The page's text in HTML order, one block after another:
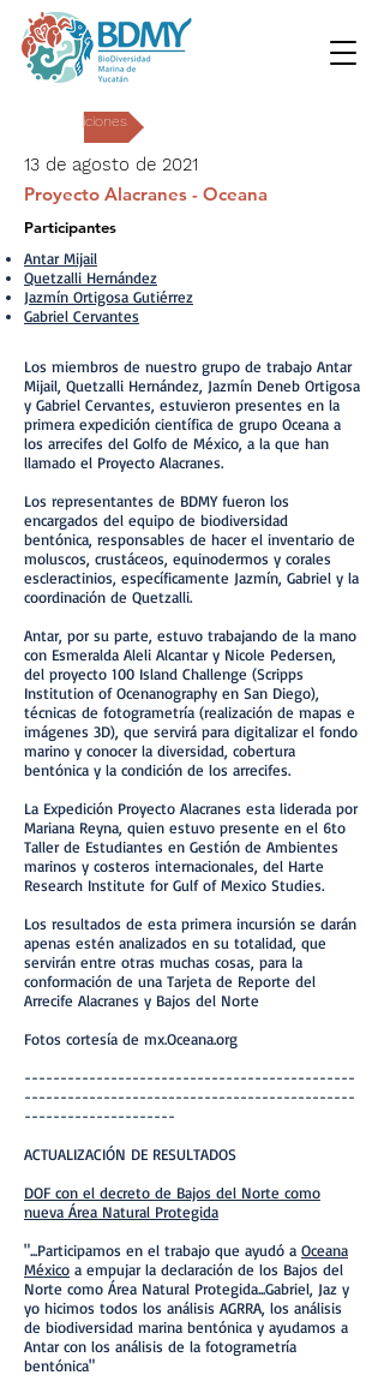
Expediciones
13 de agosto de 2021
Proyecto Alacranes - Oceana
Participantes
Antar Mijail
Quetzalli Hernández
Jazmín Ortigosa Gutiérrez
Gabriel Cervantes
Los miembros de nuestro grupo de trabajo Antar
Mijail, Quetzalli Hernández, Jazmín Deneb Ortigosa
y Gabriel Cervantes, estuvieron presentes en la
primera expedición científica de grupo Oceana a
los arrecifes del Golfo de México, a la que han
llamado el Proyecto Alacranes.
Los representantes de BDMY fueron los
encargados del equipo de biodiversidad
bentónica, responsables de hacer el inventario de
moluscos, crustáceos, equinodermos y corales
escleractinios, específicamente Jazmín, Gabriel y la
coordinación de Quetzalli.
Antar, por su parte, estuvo trabajando de la mano
con Esmeralda Aleli Alcantar y Nicole Pedersen,
del proyecto 100 Island Challenge (Scripps
Institution of Ocenanography en San Diego),
técnicas de fotogrametría (realización de mapas e
imágenes 3D), que servirá para digitalizar el fondo
marino y conocer la diversidad, cobertura
bentónica y la condición de los arrecifes.
La Expedición Proyecto Alacranes esta liderada por
Mariana Reyna, quien estuvo presente en el 6to
Taller de Estudiantes en Gestión de Ambientes
marinos y costeros internacionales, del Harte
Research Institute for Gulf of Mexico Studies.
Los resultados de esta primera incursión se darán
apenas estén analizados en su totalidad, que
servirán entre otras muchas cosas, para la
conformación de una Tarjeta de Reporte del
Arrecife Alacranes y Bajos del Norte
Fotos cortesía de mx.Oceana.org
----------------------------------------------
----------------------------------------------
---------------------
ACTUALIZACIÓN DE RESULTADOS
DOF con el decreto de Bajos del Norte como
nueva Área Natural Protegida
"...Participamos en el trabajo que ayudó a Oceana
México a empujar la declaración de los Bajos del
Norte como Área Natural Protegida...Gabriel, Jaz y
yo hicimos todos los análisis AGRRA, los análisis
de biodiversidad marina bentónica y ayudamos a
Antar con los análisis de la fotogrametría
bentónica"